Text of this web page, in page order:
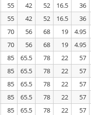
36
16.5
52
42
55
36
16.5
52
42
55
4.95
19
68
56
70
4.95
19
68
56
70
57
22
78
65.5
85
57
22
78
65.5
85
57
22
78
65.5
85
57
22
78
65.5
85
57
22
78
65.5
85